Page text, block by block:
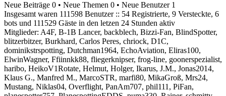
Neue Beiträge 0 • Neue Themen 0 • Neue Benutzer 1
Insgesamt waren 111598 Benutzer :: 54 Registrierte, 9 Versteckte, 6
bots und 111529 Gäste in den letzen 24 Stunden aktiv
Mitglieder: A4F, B-1B Lancer, backblech, Bizzi-Fan, BlindSpotter,
blitzerbitzer, Burkhard, Carlos Peres, chriock, D1C,
dominikstrspotting, Dutchman1964, EchoAviation, Eliras100,
ElwinWagner, Ffiinnkk88, fliegerknipser, frog-line, goonerspezialist,
haribo, HeikoV1Rotate, Helmut, Holger, Ikarus, J.M., Jonas2014,
Klaus G., Manfred M., MarcoSTR, marfi80, MikaGroß, Mrs24,
Mustang, Niklas04, Overflight, PanAm707, phil111 , PiFan,